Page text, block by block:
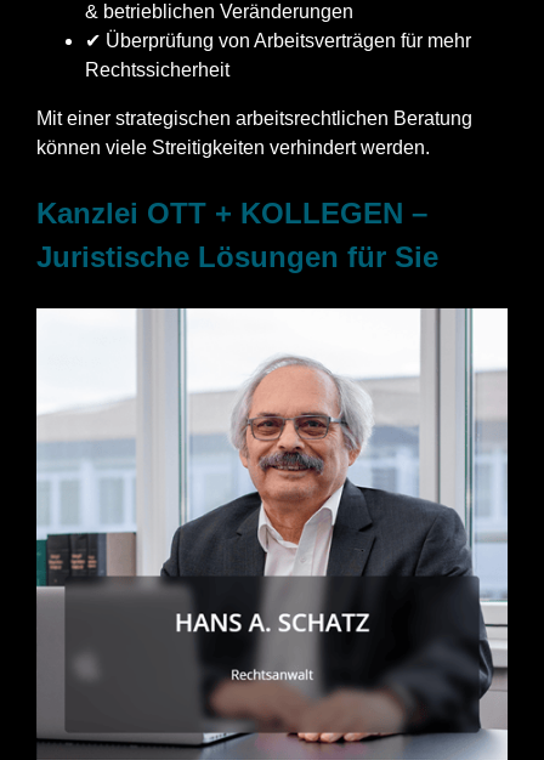
& betrieblichen Veränderungen
✔ Überprüfung von Arbeitsverträgen für mehr
Rechtssicherheit
Mit einer strategischen arbeitsrechtlichen Beratung
können viele Streitigkeiten verhindert werden.
Kanzlei OTT + KOLLEGEN –
Juristische Lösungen für Sie